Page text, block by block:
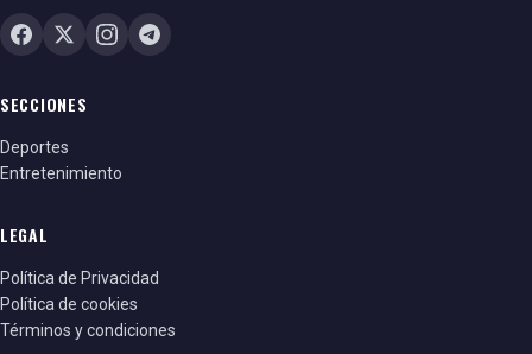
SECCIONES
Deportes
Entretenimiento
LEGAL
Política de Privacidad
Política de cookies
Términos y condiciones